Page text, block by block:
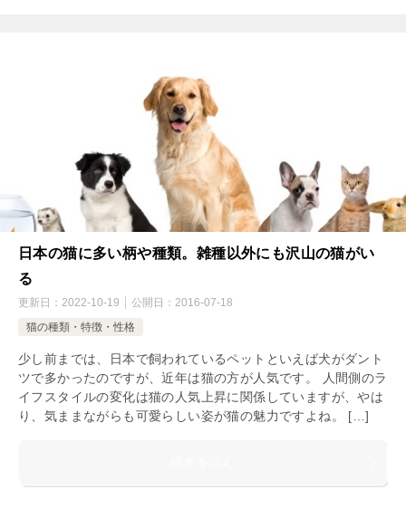
日本の猫に多い柄や種類。雑種以外にも沢山の猫がい
る
更新日： 2022-10-19 公開日： 2016-07-18
猫の種類・特徴・性格
少し前までは、日本で飼われているペットといえば犬がダント
ツで多かったのですが、近年は猫の方が人気です。 人間側のラ
イフスタイルの変化は猫の人気上昇に関係していますが、やは
り、気ままながらも可愛らしい姿が猫の魅力ですよね。 […]